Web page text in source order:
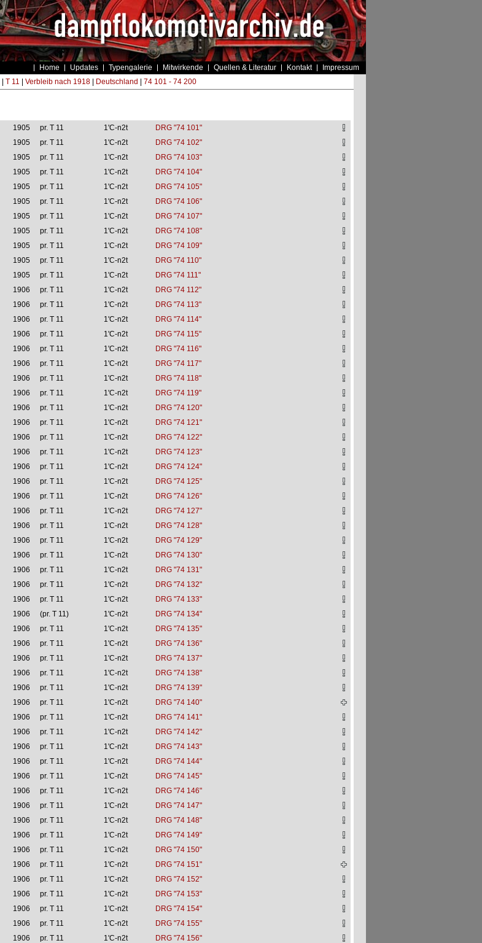
Home Updates Typengalerie Mitwirkende Quellen & Literatur Kontakt Impressum
T 11 Verbleib nach 1918| Deutschland 74 101 - 74 200
1905 pr. T 11 1'C-n2t
DRG "74 101"
1905 pr. T 11 1'C-n2t
DRG "74 102"
1905 pr. T 11 1'C-n2t
DRG "74 103"
1905 pr. T 11 1'C-n2t
DRG "74 104"
1905 pr. T 11 1'C-n2t
DRG "74 105"
1905 pr. T 11 1'C-n2t
DRG "74 106"
1905 pr. T 11 1'C-n2t
DRG "74 107"
1905 pr. T 11 1'C-n2t
DRG "74 108"
1905 pr. T 11 1'C-n2t
DRG "74 109"
1905 pr. T 11 1'C-n2t
DRG "74 110"
1905 pr. T 11 1'C-n2t
DRG "74 111"
1906 pr. T 11 1'C-n2t
DRG "74 112"
1906 pr. T 11 1'C-n2t
DRG "74 113"
1906 pr. T 11 1'C-n2t
DRG "74 114"
1906 pr. T 11 1'C-n2t
DRG "74 115"
1906 pr. T 11 1'C-n2t
DRG "74 116"
1906 pr. T 11 1'C-n2t
DRG "74 117"
1906 pr. T 11 1'C-n2t
DRG "74 118"
1906 pr. T 11 1'C-n2t
DRG "74 119"
1906 pr. T 11 1'C-n2t
DRG "74 120"
1906 pr. T 11 1'C-n2t
DRG "74 121"
1906 pr. T 11 1'C-n2t
DRG "74 122"
1906 pr. T 11 1'C-n2t
DRG "74 123"
1906 pr. T 11 1'C-n2t
DRG "74 124"
1906 pr. T 11 1'C-n2t
DRG "74 125"
1906 pr. T 11 1'C-n2t
DRG "74 126"
1906 pr. T 11 1'C-n2t
DRG "74 127"
1906 pr. T 11 1'C-n2t
DRG "74 128"
1906 pr. T 11 1'C-n2t
DRG "74 129"
1906 pr. T 11 1'C-n2t
DRG "74 130"
1906 pr. T 11 1'C-n2t
DRG "74 131"
1906 pr. T 11 1'C-n2t
DRG "74 132"
1906 pr. T 11 1'C-n2t
DRG "74 133"
1906 (pr. T 11) 1'C-n2t
DRG "74 134"
1906 pr. T 11 1'C-n2t
DRG "74 135"
1906 pr. T 11 1'C-n2t
DRG "74 136"
1906 pr. T 11 1'C-n2t
DRG "74 137"
1906 pr. T 11 1'C-n2t
DRG "74 138"
1906 pr. T 11 1'C-n2t
DRG "74 139"
1906 pr. T 11 1'C-n2t
DRG "74 140"
1906 pr. T 11 1'C-n2t
DRG "74 141"
1906 pr. T 11 1'C-n2t
DRG "74 142"
1906 pr. T 11 1'C-n2t
DRG "74 143"
1906 pr. T 11 1'C-n2t
DRG "74 144"
1906 pr. T 11 1'C-n2t
DRG "74 145"
1906 pr. T 11 1'C-n2t
DRG "74 146"
1906 pr. T 11 1'C-n2t
DRG "74 147"
1906 pr. T 11 1'C-n2t
DRG "74 148"
1906 pr. T 11 1'C-n2t
DRG "74 149"
1906 pr. T 11 1'C-n2t
DRG "74 150"
1906 pr. T 11 1'C-n2t
DRG "74 151"
1906 pr. T 11 1'C-n2t
DRG "74 152"
1906 pr. T 11 1'C-n2t
DRG "74 153"
1906 pr. T 11 1'C-n2t
DRG "74 154"
1906 pr. T 11 1'C-n2t
DRG "74 155"
1906 pr. T 11 1'C-n2t
DRG "74 156"